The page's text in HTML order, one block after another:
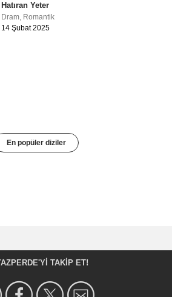
Hatıran Yeter
Dram, Romantik
14 Şubat 2025
En popüler diziler
TAKIP ET!